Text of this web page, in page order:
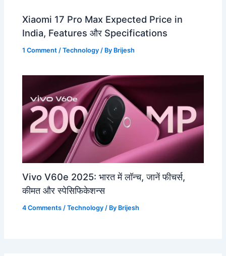
Xiaomi 17 Pro Max Expected Price in
India, Features और Specifications
1 Comment /Technology / By Brijesh
Vivo V60e 2025: भारत में लॉन्च, जानें फीचर्स,
कीमत और स्पेसिफिकेशन्स
4 Comments /Technology / By Brijesh